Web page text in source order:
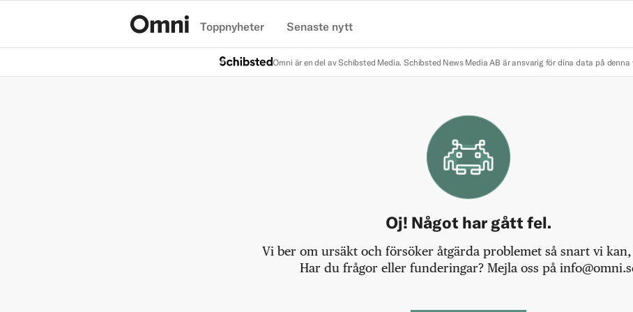
Toppnyheter Senaste nytt
Omni är en del av Schibsted Media. Schibsted News Media AB är ansvarig för dina data på denna
Oj! Något har gått fel.
Vi ber om ursäkt och försöker åtgärda problemet så snart vi
Har du frågor eller funderingar? Mejla oss på